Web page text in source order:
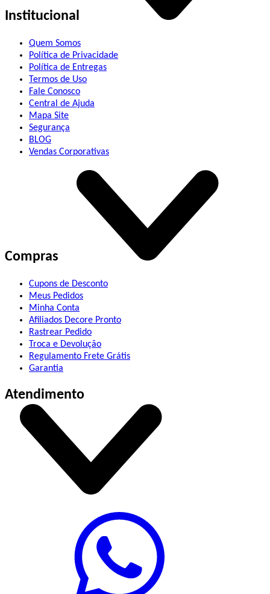
Institucional
Quem Somos
Política de Privacidade
Política de Entregas
Termos de Uso
Fale Conosco
Central de Ajuda
Mapa Site
Segurança
BLOG
Vendas Corporativas
Compras
Cupons de Desconto
Meus Pedidos
Minha Conta
Afiliados Decore Pronto
Rastrear Pedido
Troca e Devolução
Regulamento Frete Grátis
Garantia
Atendimento